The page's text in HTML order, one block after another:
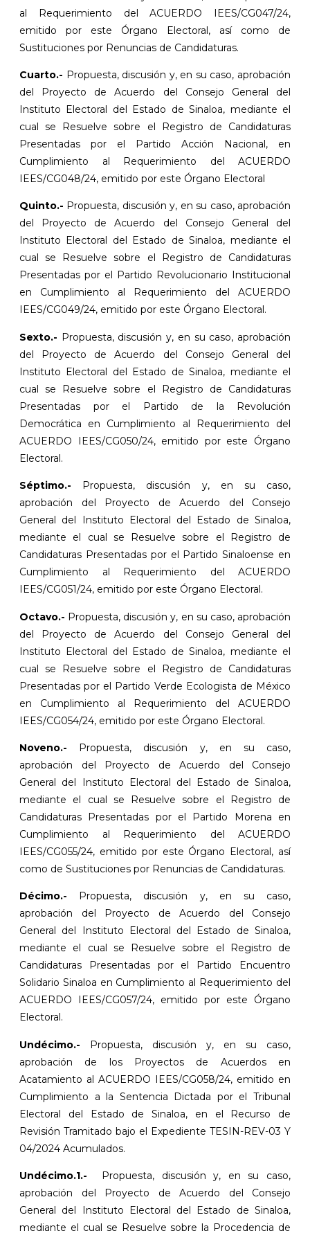
al Requerimiento del ACUERDO IEES/CG047/24,
emitido por este Órgano Electoral, así como de
Sustituciones por Renuncias de Candidaturas.
Cuarto.- Propuesta, discusión y, en su caso, aprobación
del Proyecto de Acuerdo del Consejo General del
Instituto Electoral del Estado de Sinaloa, mediante el
cual se Resuelve sobre el Registro de Candidaturas
Presentadas por el Partido Acción Nacional, en
Cumplimiento al Requerimiento del ACUERDO
IEES/CG048/24, emitido por este Órgano Electoral
Quinto.- Propuesta, discusión y, en su caso, aprobación
del Proyecto de Acuerdo del Consejo General del
Instituto Electoral del Estado de Sinaloa, mediante el
cual se Resuelve sobre el Registro de Candidaturas
Presentadas por el Partido Revolucionario Institucional
en Cumplimiento al Requerimiento del ACUERDO
IEES/CG049/24, emitido por este Órgano Electoral.
Sexto.- Propuesta, discusión y, en su caso, aprobación
del Proyecto de Acuerdo del Consejo General del
Instituto Electoral del Estado de Sinaloa, mediante el
cual se Resuelve sobre el Registro de Candidaturas
Presentadas por el Partido de la Revolución
Democrática en Cumplimiento al Requerimiento del
ACUERDO IEES/CG050/24, emitido por este Órgano
Electoral.
Séptimo.- Propuesta, discusión y, en su caso,
aprobación del Proyecto de Acuerdo del Consejo
General del Instituto Electoral del Estado de Sinaloa,
mediante el cual se Resuelve sobre el Registro de
Candidaturas Presentadas por el Partido Sinaloense en
Cumplimiento al Requerimiento del ACUERDO
IEES/CG051/24, emitido por este Órgano Electoral.
Octavo.- Propuesta, discusión y, en su caso, aprobación
del Proyecto de Acuerdo del Consejo General del
Instituto Electoral del Estado de Sinaloa, mediante el
cual se Resuelve sobre el Registro de Candidaturas
Presentadas por el Partido Verde Ecologista de México
en Cumplimiento al Requerimiento del ACUERDO
IEES/CG054/24, emitido por este Órgano Electoral.
Noveno.- Propuesta, discusión y, en su caso,
aprobación del Proyecto de Acuerdo del Consejo
General del Instituto Electoral del Estado de Sinaloa,
mediante el cual se Resuelve sobre el Registro de
Candidaturas Presentadas por el Partido Morena en
Cumplimiento al Requerimiento del ACUERDO
IEES/CG055/24, emitido por este Órgano Electoral, así
como de Sustituciones por Renuncias de Candidaturas.
Décimo.- Propuesta, discusión y, en su caso,
aprobación del Proyecto de Acuerdo del Consejo
General del Instituto Electoral del Estado de Sinaloa,
mediante el cual se Resuelve sobre el Registro de
Candidaturas Presentadas por el Partido Encuentro
Solidario Sinaloa en Cumplimiento al Requerimiento del
ACUERDO IEES/CG057/24, emitido por este Órgano
Electoral.
Undécimo.- Propuesta, discusión y, en su caso,
aprobación de los Proyectos de Acuerdos en
Acatamiento al ACUERDO IEES/CG058/24, emitido en
Cumplimiento a la Sentencia Dictada por el Tribunal
Electoral del Estado de Sinaloa, en el Recurso de
Revisión Tramitado bajo el Expediente TESIN-REV-03 Y
04/2024 Acumulados.
Undécimo.1.- Propuesta, discusión y, en su caso,
aprobación del Proyecto de Acuerdo del Consejo
General del Instituto Electoral del Estado de Sinaloa,
mediante el cual se Resuelve sobre la Procedencia de